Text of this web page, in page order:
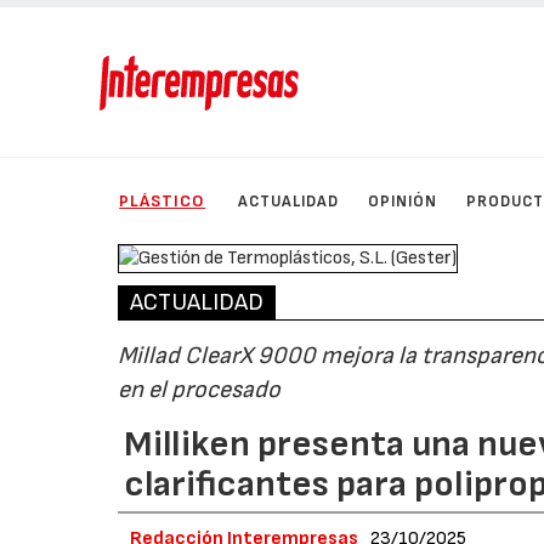
PLÁSTICO ACTUALIDAD OPINIÓN
ACTUALIDAD
Millad ClearX 9000 mejora la
en el procesado
Milliken presenta una
clarificantes para
Redacción Interempresas 23/10/2025